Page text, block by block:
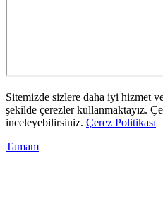
Sitemizde sizlere daha iyi hizmet
şekilde çerezler kullanmaktayız.
inceleyebilirsiniz. Çerez Politikası
Tamam